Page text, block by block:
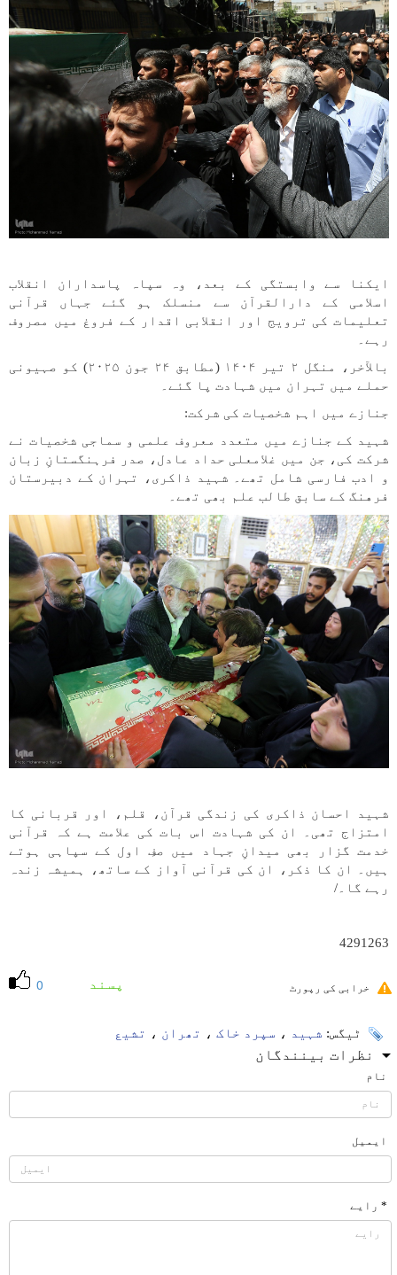
ایکنا سے وابستگی کے بعد، وہ سپاہ پاسداران انقلاب
اسلامی کے دارالقرآن سے منسلک ہو گئے جہاں قرآنی
تعلیمات کی ترویج اور انقلابی اقدار کے فروغ میں مصروف
رہے۔
بالآخر، منگل ۲ تیر ۱۴۰۴ (مطابق ۲۴ جون ۲۰۲۵) کو صہیونی
حملے میں تہران میں شہادت پا گئے۔
جنازے میں اہم شخصیات کی شرکت:
شہید کے جنازے میں متعدد معروف علمی و سماجی شخصیات نے
شرکت کی، جن میں غلامعلی حداد عادل، صدر فرہنگستانِ زبان
و ادب فارسی شامل تھے۔ شہید ذاکری، تہران کے دبیرستان
فرهنگ کے سابق طالب علم بھی تھے۔
شہید احسان ذاکری کی زندگی قرآن، قلم، اور قربانی کا
امتزاج تھی۔ ان کی شہادت اس بات کی علامت ہے کہ قرآنی
خدمت گزار بھی میدانِ جہاد میں صفِ اول کے سپاہی ہوتے
ہیں۔ ان کا ذکر، ان کی قرآنی آواز کے ساتھ، ہمیشہ زندہ
رہے گا۔/
4291263
0 پسند خرابی کی رپورٹ
ٹیگس: شہید ، سپرد خاک ، تھران ، تشیع
نظرات بینندگان
نام
ایمیل
* رایے